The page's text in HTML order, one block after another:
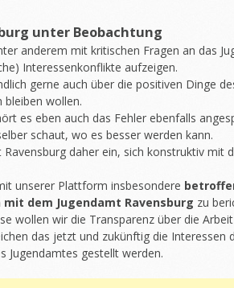
unter Beobachtung
anderem mit kritischen Fragen an das
Interessenkonflikte aufzeigen.
gerne auch über die positiven Dinge
bleiben wollen.
es eben auch das Fehler ebenfalls
schaut, wo es besser werden kann.
Ravensburg daher ein, sich konstruktiv mit
unserer Plattform insbesondere
dem Jugendamt Ravensburg zu
wollen wir die Transparenz über die
das jetzt und zukünftig die Interessen
Jugendamtes gestellt werden.